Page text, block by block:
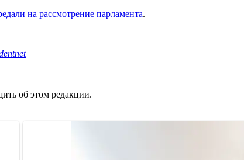
на рассмотрение парламента.
об этом редакции.